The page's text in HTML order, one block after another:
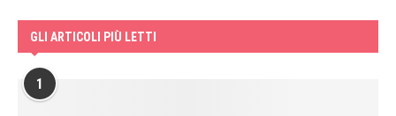
GLI ARTICOLI PIÙ LETTI
1